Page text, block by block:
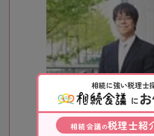
相続に強い税理士
に
相続会議の税理士紹